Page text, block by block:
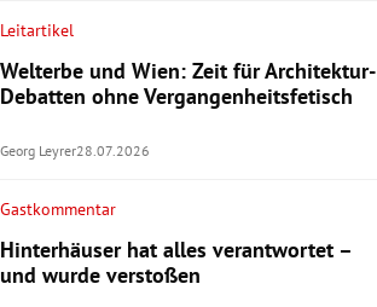
Leitartikel
Welterbe und Wien: Zeit für Architektur-
Debatten ohne Vergangenheitsfetisch
Georg Leyrer28.07.2026
Gastkommentar
Hinterhäuser hat alles verantwortet –
und wurde verstoßen